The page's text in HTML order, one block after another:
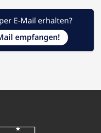
E-Mail erhalten?
empfangen!